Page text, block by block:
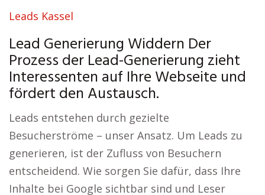
Leads Kassel
Lead Generierung Widdern Der
Prozess der Lead-Generierung zieht
Interessenten auf Ihre Webseite und
fördert den Austausch.
Leads entstehen durch gezielte
Besucherströme – unser Ansatz. Um Leads zu
generieren, ist der Zufluss von Besuchern
entscheidend. Wie sorgen Sie dafür, dass Ihre
Inhalte bei Google sichtbar sind und Leser